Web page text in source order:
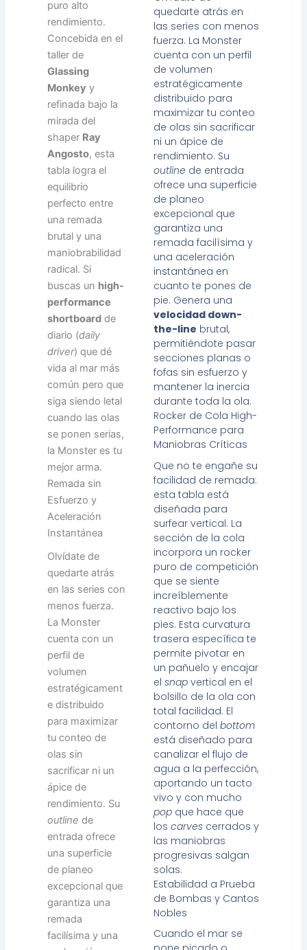
quedarte atrás en
las series con menos
fuerza. La Monster
cuenta con un perfil
de volumen
estratégicamente
distribuido para
maximizar tu conteo
de olas sin sacrificar
ni un ápice de
rendimiento. Su
outline de entrada
ofrece una superficie
de planeo
excepcional que
garantiza una
remada facilísima y
una aceleración
instantánea en
cuanto te pones de
pie. Genera una
velocidad down-
the-line brutal,
permitiéndote pasar
secciones planas o
fofas sin esfuerzo y
mantener la inercia
durante toda la ola.
Rocker de Cola High-
Performance para
Maniobras Críticas
Que no te engañe su
facilidad de remada:
esta tabla está
diseñada para
surfear vertical. La
sección de la cola
incorpora un rocker
puro de competición
que se siente
increíblemente
reactivo bajo los
pies. Esta curvatura
trasera específica te
permite pivotar en
un pañuelo y encajar
elsnap vertical en el
bolsillo de la ola con
total facilidad. El
contorno delbottom
está diseñado para
canalizar el flujo de
agua a la perfección,
aportando un tacto
vivo y con mucho
pop que hace que
loscarves cerrados y
las maniobras
progresivas salgan
solas.
Estabilidad a Prueba
de Bombas y Cantos
Nobles
Cuando el mar se
puro alto
rendimiento.
Concebida en el
taller de
Glassing
Monkey y
refinada bajo la
mirada del
shaper Ray
Angosto, esta
tabla logra el
equilibrio
perfecto entre
una remada
brutal y una
maniobrabilidad
radical. Si
buscas un high-
performance
shortboard de
diario (daily
driver) que dé
vida al mar más
común pero que
siga siendo letal
cuando las olas
se ponen serias,
la Monster es tu
mejor arma.
Remada sin
Esfuerzo y
Aceleración
Instantánea
Olvídate de
quedarte atrás
en las series con
menos fuerza.
La Monster
cuenta con un
perfil de
volumen
estratégicament
e distribuido
para maximizar
tu conteo de
olas sin
sacrificar ni un
ápice de
rendimiento. Su
outline de
entrada ofrece
una superficie
de planeo
excepcional que
garantiza una
remada
facilísima y una